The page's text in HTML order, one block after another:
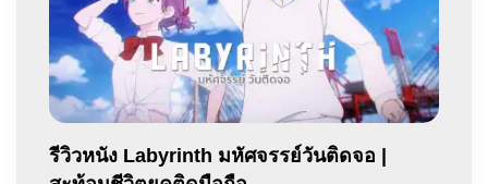
รีวิวหนัง Labyrinth มหัศจรรย์วันติดจอ |